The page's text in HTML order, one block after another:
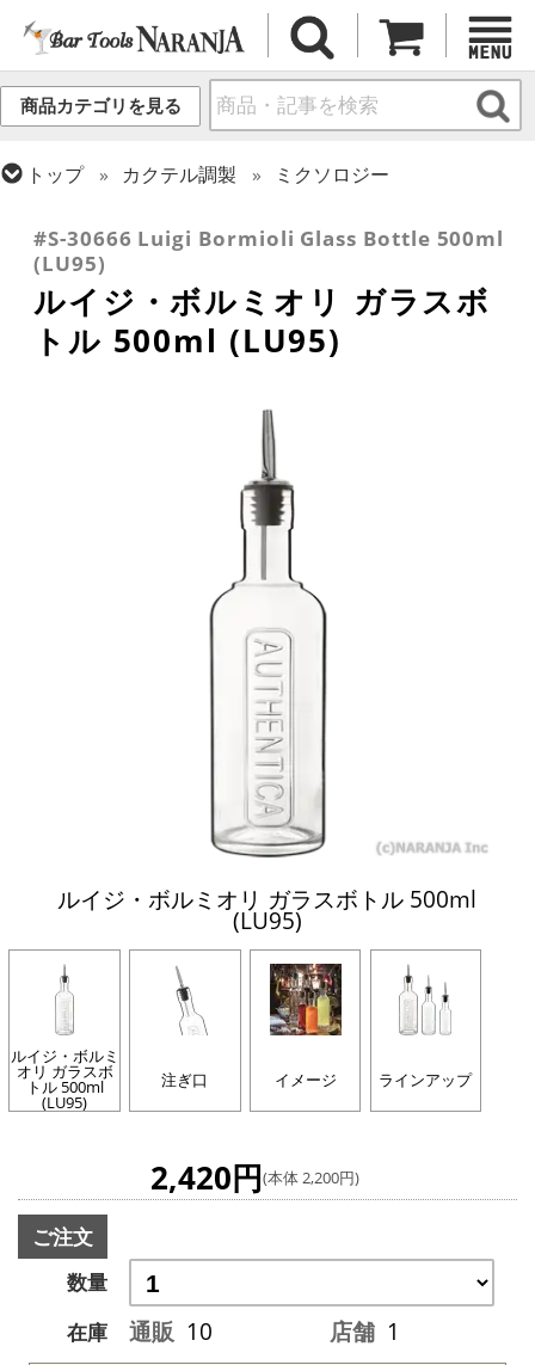
商品カテゴリを見る
トップ カクテル調製
ミクソロジー
#S-30666 Luigi Bormioli Glass Bottle 500ml
(LU95)
ルイジ・ボルミオリ ガラスボ
トル 500ml (LU95)
ルイジ・ボルミオリ ガラスボトル 500ml
(LU95)
ルイジ・ボルミ
オリ ガラスボ
トル 500ml
(LU95)
注ぎ口 イメージ ラインアップ
2,420円(本体 2,200円)
ご注文
数量
在庫
通販 10 店舗 1